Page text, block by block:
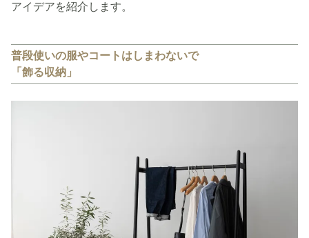
アイデアを紹介します。
普段使いの服やコートはしまわないで
「飾る収納」